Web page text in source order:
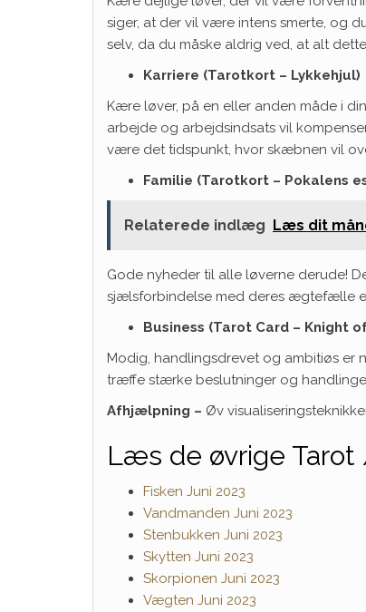
siger, at der vil være intens smerte, og
selv, da du måske aldrig ved, at alt
Karriere (Tarotkort – Lykkehjul)
Kære løver, på en eller anden måde i
arbejde og arbejdsindsats vil
være det tidspunkt, hvor skæbnen vil
Familie (Tarotkort – Pokalens
Relaterede indlæg Læs dit
Gode ​​nyheder til alle løverne derude!
sjælsforbindelse med deres ægtefælle
Business (Tarot Card – Knight
Modig, handlingsdrevet og ambitiøs er
træffe stærke beslutninger og
Afhjælpning – Øv
Læs de øvrige Tarot
Fisken Juni 2023
Vandmanden Juni 2023
Stenbukken Juni 2023
Skytten Juni 2023
Skorpionen Juni 2023
Vægten Juni 2023